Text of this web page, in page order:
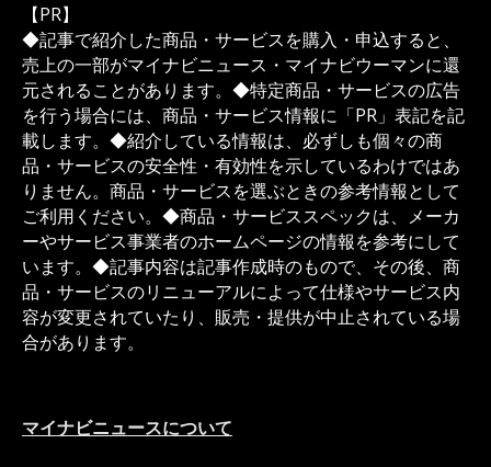
【PR】
◆記事で紹介した商品・サービスを購入・申込すると、
売上の一部がマイナビニュース・マイナビウーマンに還
元されることがあります。◆特定商品・サービスの広告
を行う場合には、商品・サービス情報に「PR」表記を記
載します。◆紹介している情報は、必ずしも個々の商
品・サービスの安全性・有効性を示しているわけではあ
りません。商品・サービスを選ぶときの参考情報として
ご利用ください。◆商品・サービススペックは、メーカ
ーやサービス事業者のホームページの情報を参考にして
います。◆記事内容は記事作成時のもので、その後、商
品・サービスのリニューアルによって仕様やサービス内
容が変更されていたり、販売・提供が中止されている場
合があります。
マイナビニュースについて